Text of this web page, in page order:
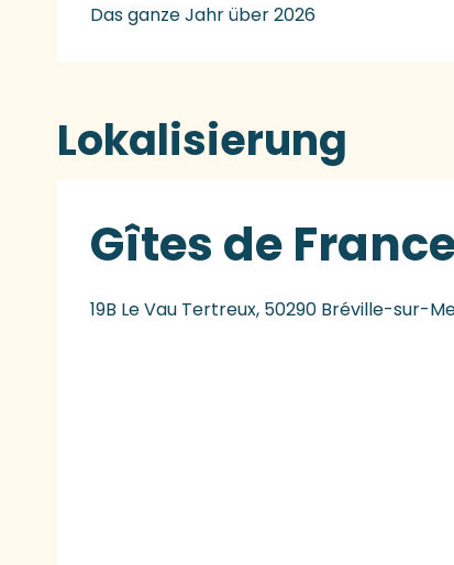
Das ganze Jahr über 2026
Lokalisierung
Gîtes de
19B Le Vau Tertreux, 50290 Bréville-sur-